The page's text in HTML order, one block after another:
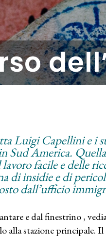
Luigi Capellini e i
Sud America.
facile e delle
di insidie e di
dall’ufficio
e dal finestrino ,
alla stazione principale.